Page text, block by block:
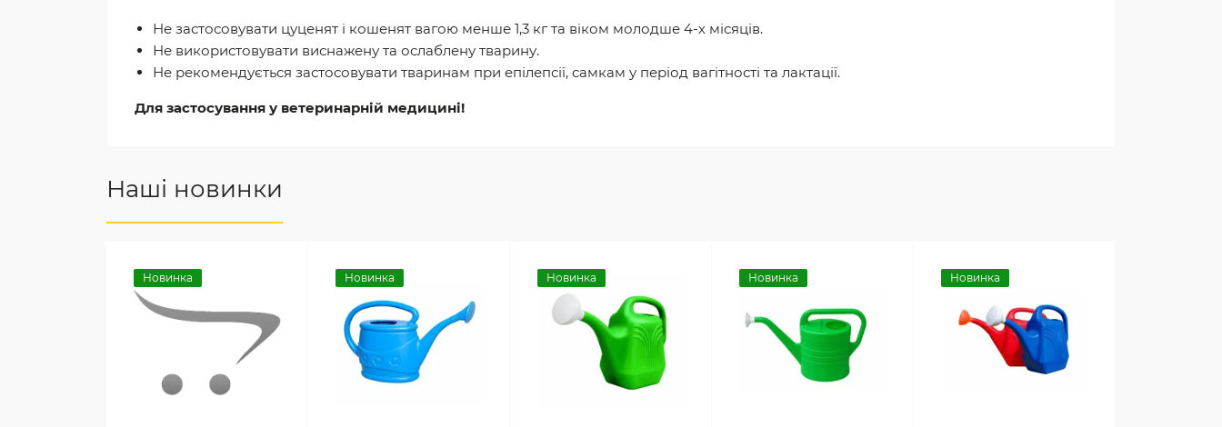
Не застосовувати цуценят і кошенят вагою менше 1,3 кг та віком молодше 4-х місяців.
Не використовувати виснажену та ослаблену тварину.
Не рекомендується застосовувати тваринам при епілепсії, самкам у період вагітності та лактації.
Для застосування у ветеринарній медицині!
Наші новинки
Новинка Новинка Новинка Новинка Новинка